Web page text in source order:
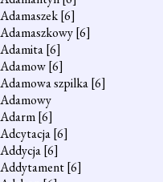
Adamaszek[6]
Adamaszkowy[6]
Adamita[6]
Adamow[6]
Adamowa szpilka[6]
Adamowy
Adarm[6]
Adcytacja[6]
Addycja[6]
Addytament[6]